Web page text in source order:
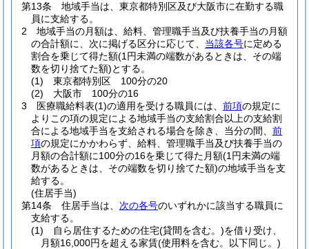
第13条
地域手当は、東京都特別区及び大阪市に在勤する職
員に支給する。
2
地域手当の月額は、給料、管理職手当及び扶養手当の月額
の合計額に、次に掲げる区分に応じて、 当該各号に定める
割合を乗じて得た額(1円未満の端数があるときは、その端
数を切り捨てた額)とする。
(1)
東京都特別区 100分の20
(2)
大阪市 100分の16
3
医療職給料表(1)の適用を受ける職員には、 前項の規定に
よりこの項の規定による地域手当の支給割合以上の支給割
合による地域手当を支給される場合を除き、当分の間、 前
項の規定にかかわらず、給料、管理職手当及び扶養手当の
月額の合計額に100分の16を乗じて得た月額(1円未満の端
数があるときは、その端数を切り捨てた額)の地域手当を支
給する。
(住居手当)
第14条
住居手当は、 次の各号のいずれかに該当する職員に
支給する。
(1)
自ら居住するための住宅(貸間を含む。)を借り受け、
月額16,000円を超える家賃(使用料を含む。以下同じ。)